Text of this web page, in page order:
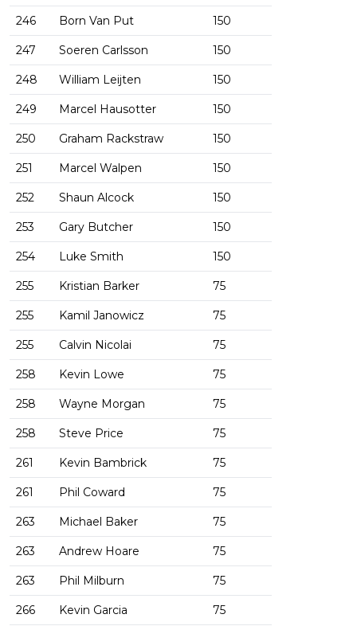
246 Born Van Put 150
247 Soeren Carlsson 150
248 William Leijten 150
249 Marcel Hausotter 150
250 Graham Rackstraw 150
251 Marcel Walpen 150
252 Shaun Alcock 150
253 Gary Butcher 150
254 Luke Smith 150
255 Kristian Barker 75
255 Kamil Janowicz 75
255 Calvin Nicolai 75
258 Kevin Lowe 75
258 Wayne Morgan 75
258 Steve Price 75
261 Kevin Bambrick 75
261 Phil Coward 75
263 Michael Baker 75
263 Andrew Hoare 75
263 Phil Milburn 75
266 Kevin Garcia 75